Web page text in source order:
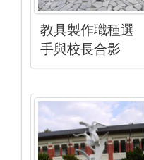
教具製作職種選
手與校長合影